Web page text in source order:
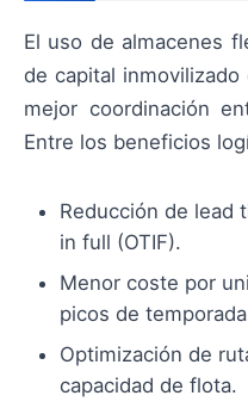
El uso de almacenes
de capital
mejor coordinación
Entre los beneficios
Reducción de lead
in full (OTIF).
Menor coste por
picos de
Optimización de
capacidad de flota.